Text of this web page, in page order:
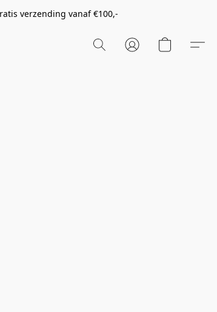
verzending vanaf€100,-